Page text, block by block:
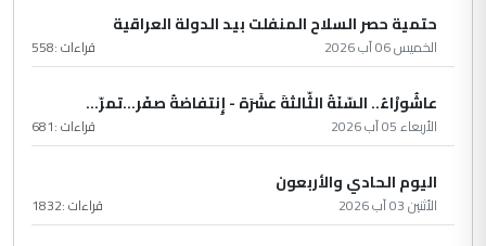
حتمية حصر السلاح المنفلت بيد الدولة العراقية
الخميس 06 آب 2026 قراءات :558
عاشُورْاءُ.. السّنَةُ الثّالثةَ عشَرَة - إِنتفاضةُ صفَر…تمرّ...
الأربعاء 05 آب 2026 قراءات :681
اليوم الحادي والأربعون
الأثنين 03 آب 2026 قراءات :1832